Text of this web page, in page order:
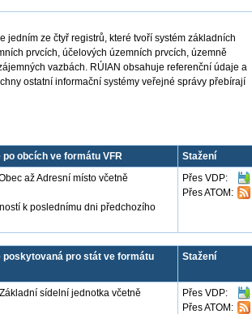
jedním ze čtyř registrů, které tvoří systém základních
prvcích, účelových územních prvcích, územně
vazbách. RÚIAN obsahuje referenční údaje a
ostatní informační systémy veřejné správy přebírají
obcích ve formátu VFR
Stažení
až Adresní místo včetně
k poslednímu dni předchozího
Přes VDP:
Přes ATOM:
poskytovaná pro stát ve formátu
Stažení
sídelní jednotka včetně
Přes VDP:
Přes ATOM: